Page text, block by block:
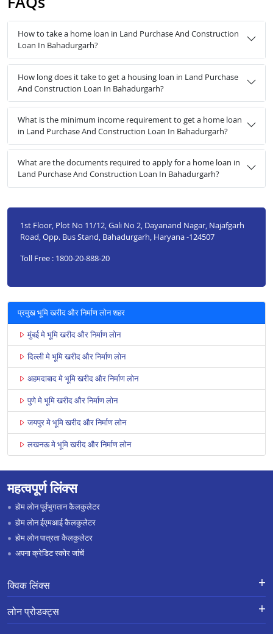
How to take a home loan in Land Purchase And Construction
Loan In Bahadurgarh?
How long does it take to get a housing loan in Land Purchase
And Construction Loan In Bahadurgarh?
What is the minimum income requirement to get a home loan
in Land Purchase And Construction Loan In Bahadurgarh?
What are the documents required to apply for a home loan in
Land Purchase And Construction Loan In Bahadurgarh?
1st Floor, Plot No 11/12, Gali No 2, Dayanand Nagar, Najafgarh
Road, Opp. Bus Stand, Bahadurgarh, Haryana -124507
Toll Free : 1800-20-888-20
प्रमुख भूमि खरीद और निर्माण लोन शहर
मुंबई मे भूमि खरीद और निर्माण लोन
दिल्ली मे भूमि खरीद और निर्माण लोन
अहमदाबाद मे भूमि खरीद और निर्माण लोन
पुणे मे भूमि खरीद और निर्माण लोन
जयपुर मे भूमि खरीद और निर्माण लोन
लखनऊ मे भूमि खरीद और निर्माण लोन
महत्वपूर्ण लिंक्स
होम लोन पूर्वभुगतान कैलकुलेटर
होम लोन ईएमआई कैलकुलेटर
होम लोन पात्रता कैलकुलेटर
अपना क्रेडिट स्कोर जांचें
क्विक लिंक्स
लोन के लिए एप्लाई करें
लोन प्रोडक्ट्स
लोन प्रोडक्ट्स